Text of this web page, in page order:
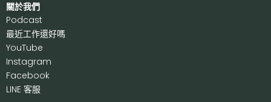
關於我們
Podcast
最近工作還好嗎
YouTube
Instagram
Facebook
LINE 客服